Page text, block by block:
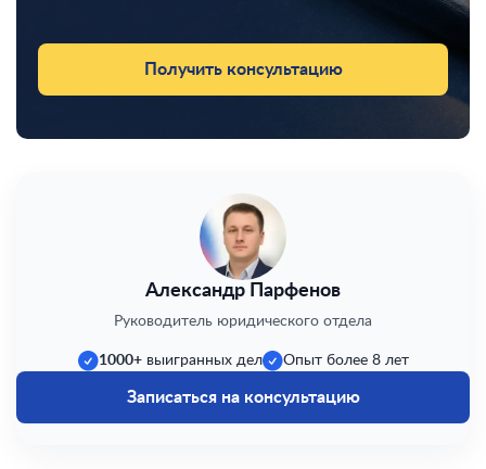
Получить консультацию
Александр Парфенов
Руководитель юридического отдела
1000+выигранных дел Опыт более 8 лет
Записаться на консультацию